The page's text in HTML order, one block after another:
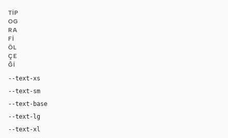
TIP
OG
RA
FI
ÖL
ÇE
ĞI
--text-xs
--text-sm
--text-base
--text-lg
--text-xl